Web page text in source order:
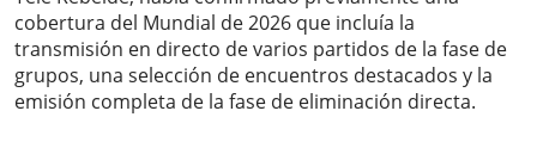
cobertura del Mundial de 2026 que incluía la
transmisión en directo de varios partidos de la fase de
grupos, una selección de encuentros destacados y la
emisión completa de la fase de eliminación directa.